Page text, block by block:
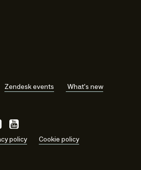
Zendesk events What's new
policy Cookie policy